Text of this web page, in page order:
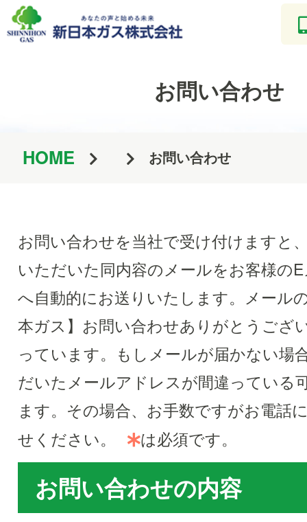
お問い合わせ
HOME お問い合わせ
お問い合わせを当社で受け付けますと
いただいた同内容のメールをお客様の
へ自動的にお送りいたします。メール
本ガス】お問い合わせありがとうござ
っています。もしメールが届かない場
だいたメールアドレスが間違っている
ます。その場合、お手数ですがお電話
せください。
は必須です。
お問い合わせの内容